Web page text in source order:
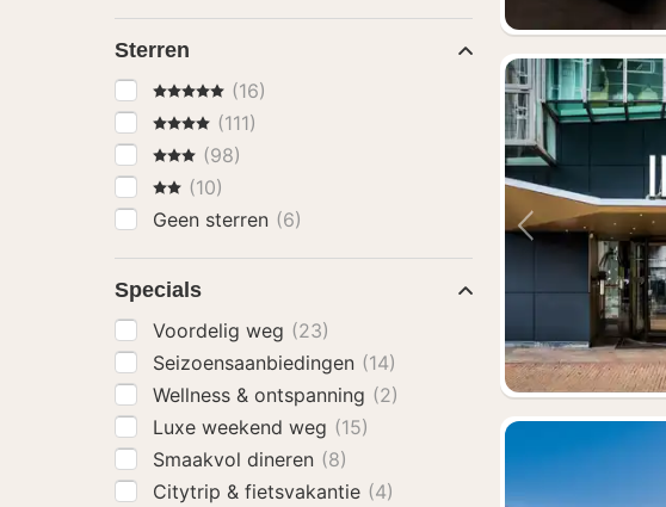
Vorige foto
Sterren
5 Sterren(16)
4 Sterren(111)
3 Sterren
(98)
2 Sterren
(10)
Geen sterren (6)
Specials
Voordelig weg (23)
Seizoensaanbiedingen (14)
Wellness & ontspanning (2)
Luxe weekend weg (15)
Smaakvol dineren (8)
Citytrip & fietsvakantie (4)